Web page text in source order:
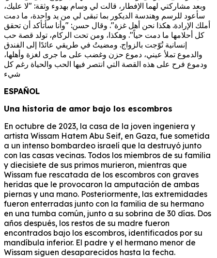
وبعد مشاركتي لهما الإفطار، قالت لي وسام بهدوء وثقة: "لا عليك،
سأعود للرسم وهندسة الديكور بما تبقى لي من يد واحدة، ما دمت
أملك الإرادة. هكذا نحن أهل غزة". وقال حسن: "وأنا سأتأكد أن تحقق
كل أحلامها ما دمت حياً". وهكذا، ومن تحت الركام، تولد قصة حب
إنسانية تُوّجت بالزواج. ومضيتُ في طريقي عائدًا إلى الفندق
والدموع تملأ عيني، دموع حزن وغضب على ما جرى لغزة وأهلها،
ودموع فرح على هذه القصة التي انتصر فيها الحب والحياة رغم كل
شيء
ESPAÑOL
Una historia de amor bajo los escombros
En octubre de 2023, la casa de la joven ingeniera y
artista Wissam Hatem Abu Seif, en Gaza, fue sometida
a un intenso bombardeo israelí que la destruyó junto
con las casas vecinas. Todos los miembros de su familia
y diecisiete de sus primos murieron, mientras que
Wissam fue rescatada de los escombros con graves
heridas que le provocaron la amputación de ambas
piernas y una mano. Posteriormente, las extremidades
fueron enterradas junto con la familia de su hermano
en una tumba común, junto a su sobrina de 30 días. Dos
años después, los restos de su madre fueron
encontrados bajo los escombros, identificados por su
mandíbula inferior. El padre y el hermano menor de
Wissam siguen desaparecidos hasta la fecha.